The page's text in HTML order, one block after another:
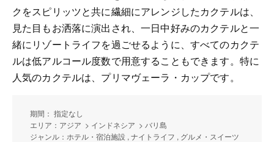
クをスピリッツと共に繊細にアレンジしたカクテルは、
見た目もお洒落に演出され、一日中好みのカクテルと一
緒にリゾートライフを過ごせるように、すべてのカクテ
ルは低アルコール度数で用意することもできます。特に
人気のカクテルは、プリマヴェーラ・カップです。
期間： 指定なし
エリア：アジア > インドネシア > バリ島
ジャンル：ホテル・宿泊施設 , ナイトライフ , グルメ・スイーツ